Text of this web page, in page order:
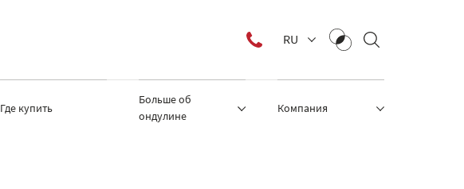
RU
Где купить
Больше об
ондулине
Компания